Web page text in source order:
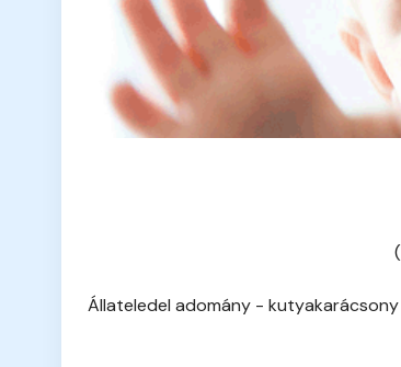
(
Állateledel adomány - kutyakarácsony